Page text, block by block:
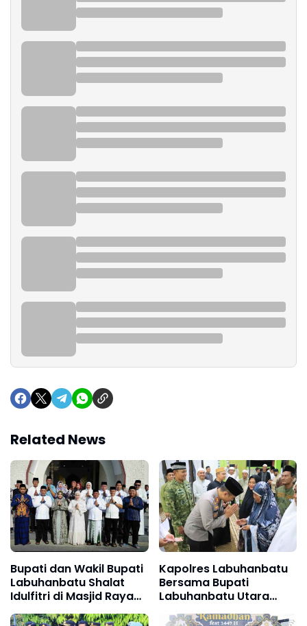
Related News
Bupati dan Wakil Bupati
Labuhanbatu Shalat
Idulfitri di Masjid Raya
Al-Ikhlas Ujung Bandar
Kapolres Labuhanbatu
Bersama Bupati
Labuhanbatu Utara
Gelar Safari Ramadan